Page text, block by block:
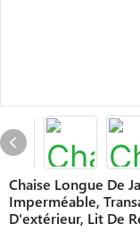
Chaise Longue De
Imperméable,
D'extérieur, Lit De